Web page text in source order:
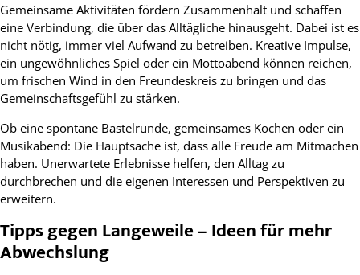
Gemeinsame Aktivitäten fördern Zusammenhalt und schaffen
eine Verbindung, die über das Alltägliche hinausgeht. Dabei ist es
nicht nötig, immer viel Aufwand zu betreiben. Kreative Impulse,
ein ungewöhnliches Spiel oder ein Mottoabend können reichen,
um frischen Wind in den Freundeskreis zu bringen und das
Gemeinschaftsgefühl zu stärken.​
Ob eine spontane Bastelrunde, gemeinsames Kochen oder ein
Musikabend: Die Hauptsache ist, dass alle Freude am Mitmachen
haben. Unerwartete Erlebnisse helfen, den Alltag zu
durchbrechen und die eigenen Interessen und Perspektiven zu
erweitern.
Tipps gegen Langeweile – Ideen für mehr
Abwechslung